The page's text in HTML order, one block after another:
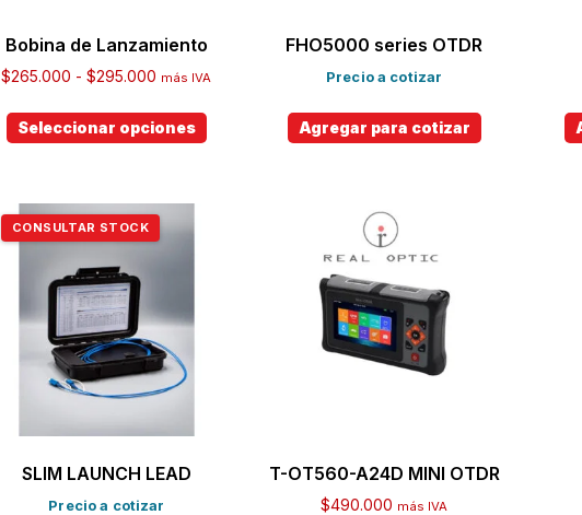
Bobina de Lanzamiento
$265.000 - $295.000 más IVA
Seleccionar opciones
FHO5000 series OTDR
Precio a cotizar
Agregar para cotizar
CONSULTAR STOCK
SLIM LAUNCH LEAD
Precio a cotizar
T-OT560-A24D MINI OTDR
$490.000 más IVA